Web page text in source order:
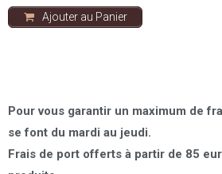
Ajouter au Panier
Pour vous garantir un maximum de
se font du mardi au jeudi.
Frais de port offerts à partir de 85